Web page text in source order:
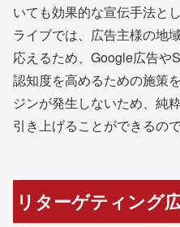
いても効果的な宣伝手法と
ライブでは、広告主様の地
応えるため、Google広告や
認知度を高めるための施策
ジンが発生しないため、純
引き上げることができるので
リターゲティング